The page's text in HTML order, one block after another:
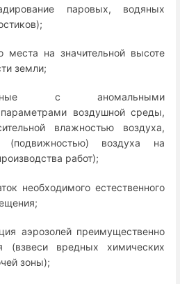
паровых, водяных
места на значительной высоте
земли;
с аномальными
воздушной среды,
влажностью воздуха,
(подвижностью) воздуха на
работ);
необходимого естественного
аэрозолей преимущественно
(взвеси вредных химических
зоны);